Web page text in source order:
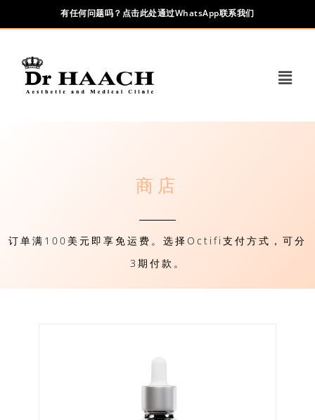
有任何问题吗？点击此处通过WhatsApp联系我们
商店
订单满100美元即享免运费。选择Octifi支付方式，可分
3期付款。